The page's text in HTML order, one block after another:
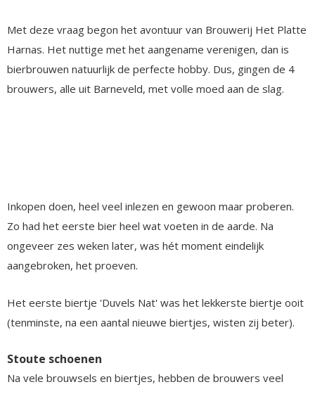
Met deze vraag begon het avontuur van Brouwerij Het Platte
Harnas. Het nuttige met het aangename verenigen, dan is
bierbrouwen natuurlijk de perfecte hobby. Dus, gingen de 4
brouwers, alle uit Barneveld, met volle moed aan de slag.
Inkopen doen, heel veel inlezen en gewoon maar proberen.
Zo had het eerste bier heel wat voeten in de aarde. Na
ongeveer zes weken later, was hét moment eindelijk
aangebroken, het proeven.
Het eerste biertje 'Duvels Nat' was het lekkerste biertje ooit
(tenminste, na een aantal nieuwe biertjes, wisten zij beter).
Stoute schoenen
Na vele brouwsels en biertjes, hebben de brouwers veel